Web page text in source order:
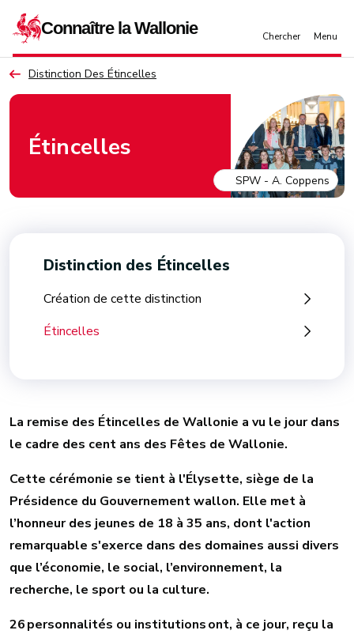
Distinction Des Étincelles
Étincelles
Distinction des Étincelles
Création de cette distinction
Étincelles
La remise des Étincelles de Wallonie a vu le jour dans
le cadre des cent ans des Fêtes de Wallonie.
Cette cérémonie se tient à l'Élysette, siège de la
Présidence du Gouvernement wallon. Elle met à
l’honneur des jeunes de 18 à 35 ans, dont l'action
remarquable s'exerce dans des domaines aussi divers
que l’économie, le social, l’environnement, la
recherche, le sport ou la culture.
26 personnalités ou institutions ont, à ce jour, reçu la